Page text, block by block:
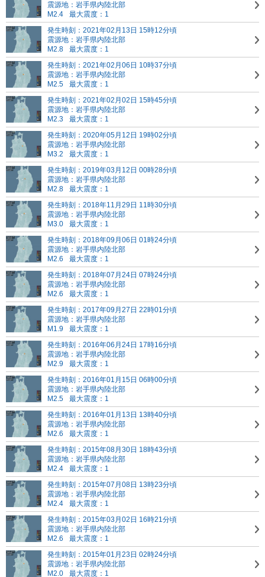
震源地：岩手県内陸北部
M2.4
最大震度：1
発生時刻：2021年02月13日 15時12分頃
震源地：岩手県内陸北部
M2.8
最大震度：1
発生時刻：2021年02月06日 10時37分頃
震源地：岩手県内陸北部
M2.5
最大震度：1
発生時刻：2021年02月02日 15時45分頃
震源地：岩手県内陸北部
M2.3
最大震度：1
発生時刻：2020年05月12日 19時02分頃
震源地：岩手県内陸北部
M3.2
最大震度：1
発生時刻：2019年03月12日 00時28分頃
震源地：岩手県内陸北部
M2.8
最大震度：1
発生時刻：2018年11月29日 11時30分頃
震源地：岩手県内陸北部
M3.0
最大震度：1
発生時刻：2018年09月06日 01時24分頃
震源地：岩手県内陸北部
M2.6
最大震度：1
発生時刻：2018年07月24日 07時24分頃
震源地：岩手県内陸北部
M2.6
最大震度：1
発生時刻：2017年09月27日 22時01分頃
震源地：岩手県内陸北部
M1.9
最大震度：1
発生時刻：2016年06月24日 17時16分頃
震源地：岩手県内陸北部
M2.9
最大震度：1
発生時刻：2016年01月15日 06時00分頃
震源地：岩手県内陸北部
M2.5
最大震度：1
発生時刻：2016年01月13日 13時40分頃
震源地：岩手県内陸北部
M2.6
最大震度：1
発生時刻：2015年08月30日 18時43分頃
震源地：岩手県内陸北部
M2.4
最大震度：1
発生時刻：2015年07月08日 13時23分頃
震源地：岩手県内陸北部
M2.4
最大震度：1
発生時刻：2015年03月02日 16時21分頃
震源地：岩手県内陸北部
M2.6
最大震度：1
発生時刻：2015年01月23日 02時24分頃
震源地：岩手県内陸北部
M2.0
最大震度：1